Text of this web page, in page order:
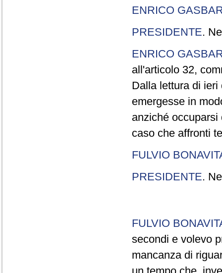
ENRICO
PRESIDENTE.
ENRICO
all'articolo 32,
Dalla lettura di
emergesse in
anziché
caso che affronti
FULVIO
PRESIDENTE.
FULVIO
secondi e volevo
mancanza di